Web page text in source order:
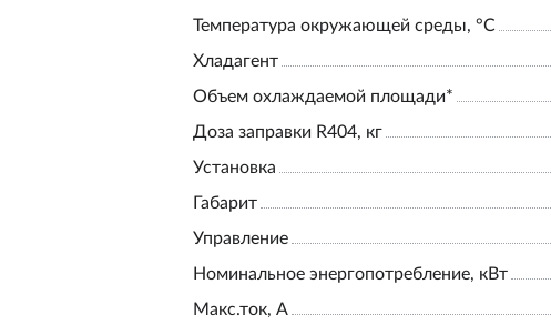
Температура окружающей среды, °С
Хладагент
Объем охлаждаемой площади*
Доза заправки R404, кг
Установка
Габарит
Управление
Номинальное энергопотребление, кВт
Макс.ток, А